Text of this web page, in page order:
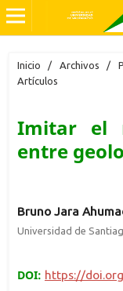
Inicio / Archivos /
Artículos
Imitar el
entre
Bruno Jara
Universidad de
DOI: https://